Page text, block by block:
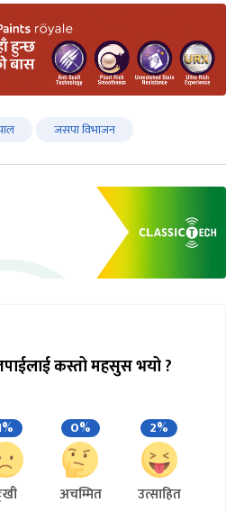
जसपा विभाजन
कस्तो महसुस भयो ?
0%
अचम्मित
2%
उत्साहित